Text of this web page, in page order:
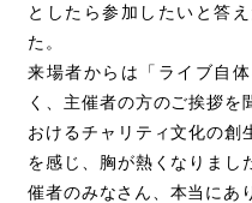
としたら参加したいと答
た。
来場者からは「ライブ自
く、主催者の方のご挨拶を
おけるチャリティ文化の創
を感じ、胸が熱くなりまし
催者のみなさん、本当にあ